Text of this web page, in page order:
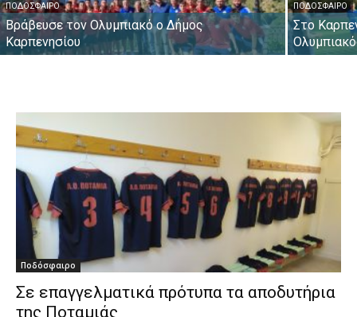
ΠΟΔΌΣΦΑΙΡΟ
Βράβευσε τον Ολυμπιακό ο Δήμος
Καρπενησίου
ΠΟΔΌΣΦΑΙΡΟ
Στο
Ποδόσφαιρο
Σε επαγγελματικά πρότυπα τα αποδυτήρια
της Ποταμιάς